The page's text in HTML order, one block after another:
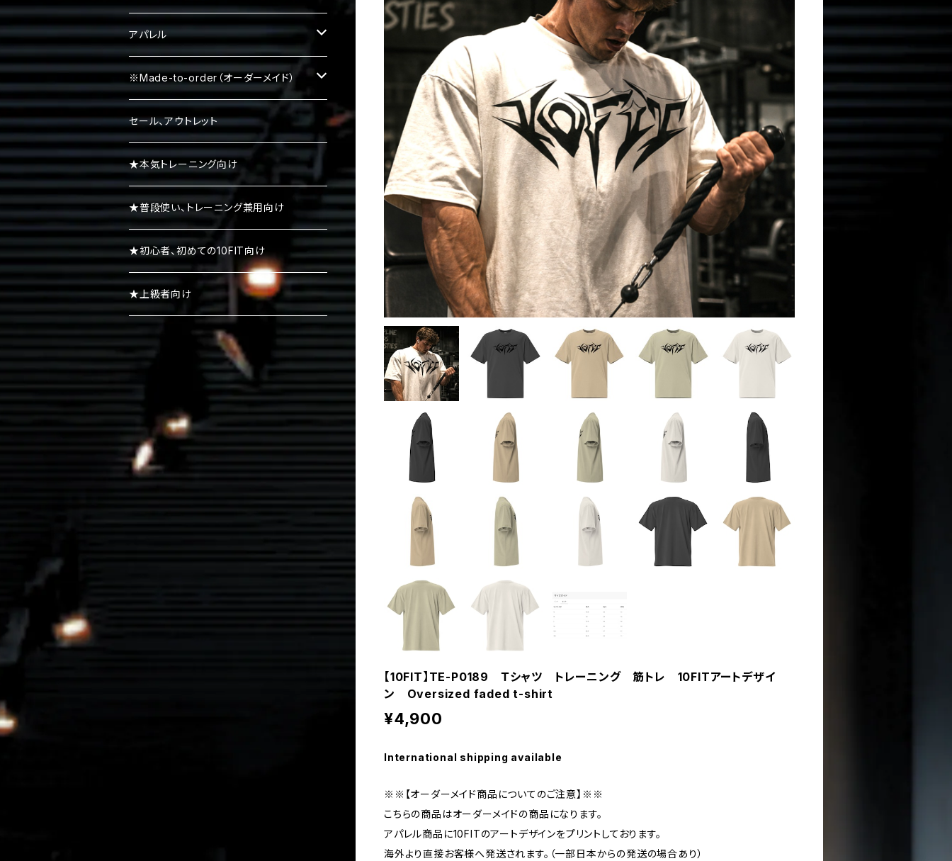
【10FIT】TE-P0189 Ｔシャツ トレーニング 筋トレ 10FITアートデザイ
ン Oversized faded t-shirt
¥4,900
International shipping available
※※【オーダーメイド商品についてのご注意】※※
こちらの商品はオーダーメイドの商品になります。
アパレル商品に10FITのアートデザインをプリントしております。
海外より直接お客様へ発送されます。（一部日本からの発送の場合あり）
パワーベルト
パワーグリップ
エルボースリーブ
ニースリーブ
ニーラップ
リストラップ
リストストラップ
アパレル
タンクトップ
Ｔシャツ
ハーフパンツ
キャップ
※Made-to-order（オーダーメイド）
Tシャツ
タンクトップ
ロンＴ
パーカー
スエット・トレーナー
キャップ・ニット帽
シューズ・スニーカー・サンダル
セール、アウトレット
★本気トレーニング向け
★普段使い、トレーニング兼用向け
★初心者、初めての10FIT向け
★上級者向け